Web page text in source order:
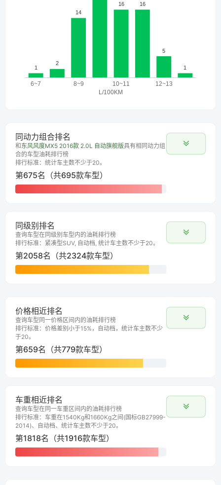
同动力组合排名
和 东风风度MX5 2016款 2.0L 自动旗舰版具有相同动力组
合的车型油耗排行榜
排行标准：统计车主数不少于20。
第675名（共695款车型）
同级别排名
查询车型在同级别车型内的油耗排行榜
排行标准：紧凑型SUV, 自动档, 统计车主数不少于20。
第2058名（共2324款车型）
价格相近排名
查询车型同一价格区间内的油耗排行榜
排行标准：价格差别小于15%，自动档，统计车主数不少
于20。
第659名（共779款车型）
车重相近排名
查询车型在同一车重区间内的油耗排行榜
排行标准：车重在1540Kg和1660Kg之间(国标GB27999-
2014)、自动档、统计车主数不少于20。
第1818名（共1916款车型）